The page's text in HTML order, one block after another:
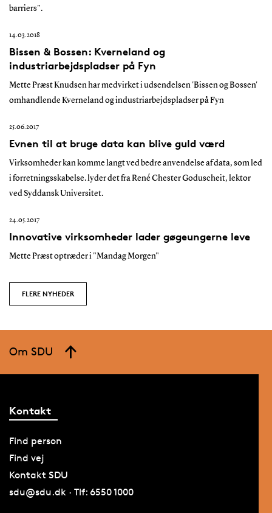
barriers".
14.03.2018
Bissen & Bossen: Kverneland og
industriarbejdspladser på Fyn
Mette Præst Knudsen har medvirket i udsendelsen 'Bissen og Bossen'
omhandlende Kverneland og industriarbejdspladser på Fyn
25.06.2017
Evnen til at bruge data kan blive guld værd
Virksomheder kan komme langt ved bedre anvendelse af data, som led
i forretningsskabelse. lyder det fra René Chester Goduscheit, lektor
ved Syddansk Universitet.
24.05.2017
Innovative virksomheder lader gøgeungerne leve
Mette Præst optræder i "Mandag Morgen"
FLERE NYHEDER
Om SDU
Kontakt
Find person
Find vej
Kontakt SDU
sdu@sdu.dk · Tlf: 6550 1000